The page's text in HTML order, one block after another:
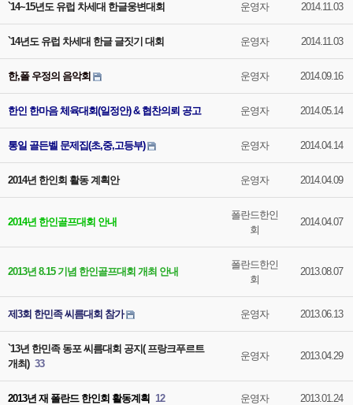
`14~15년도 유럽 차세대 한글웅변대회 운영자 2014.11.03
`14년도 유럽 차세대 한글 글짓기 대회 운영자 2014.11.03
한,폴 우정의 음악회 운영자 2014.09.16
한인 한마음 체육대회(일정안) & 협찬의뢰 공고 운영자 2014.05.14
통일 골든벨 문제집(초,중,고등부) 운영자 2014.04.14
2014년 한인회 활동 계획안 운영자 2014.04.09
2014년 한인골프대회 안내
폴란드한인
회
2014.04.07
2013년 8.15 기념 한인골프대회 개최 안내
폴란드한인
회
2013.08.07
제3회 한민족 씨름대회 참가 운영자 2013.06.13
`13년 한민족 동포 씨름대회 공지( 프랑크푸르트
개최) 33
운영자 2013.04.29
2013년 재 폴란드 한인회 활동계획 12 운영자 2013.01.24